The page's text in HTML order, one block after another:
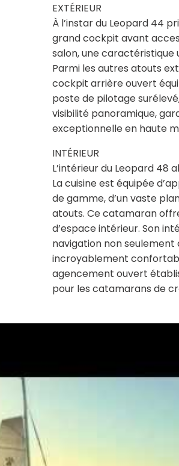
EXTÉRIEUR
À l’instar du Leopard 44
grand cockpit avant
salon, une caractéristique
Parmi les autres atouts
cockpit arrière ouvert
poste de pilotage
visibilité panoramique,
exceptionnelle en haute
INTÉRIEUR
L’intérieur du Leopard 48
La cuisine est équipée
de gamme, d’un vaste
atouts. Ce catamaran
d’espace intérieur. Son
navigation non seulement
incroyablement
agencement ouvert
pour les catamarans de